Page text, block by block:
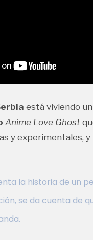
está viviendo
Anime Love Ghost
y experimentales,
la historia de un
se da cuenta de